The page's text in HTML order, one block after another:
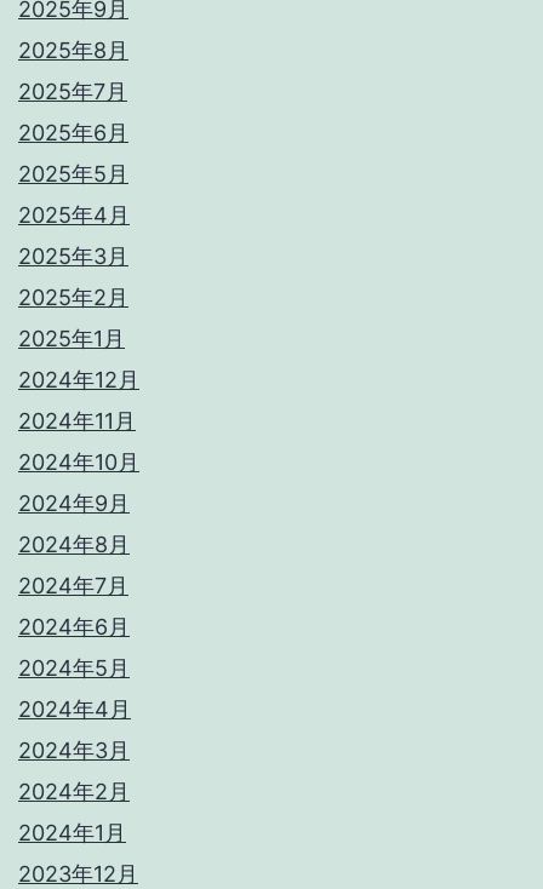
2025年9月
2025年8月
2025年7月
2025年6月
2025年5月
2025年4月
2025年3月
2025年2月
2025年1月
2024年12月
2024年11月
2024年10月
2024年9月
2024年8月
2024年7月
2024年6月
2024年5月
2024年4月
2024年3月
2024年2月
2024年1月
2023年12月